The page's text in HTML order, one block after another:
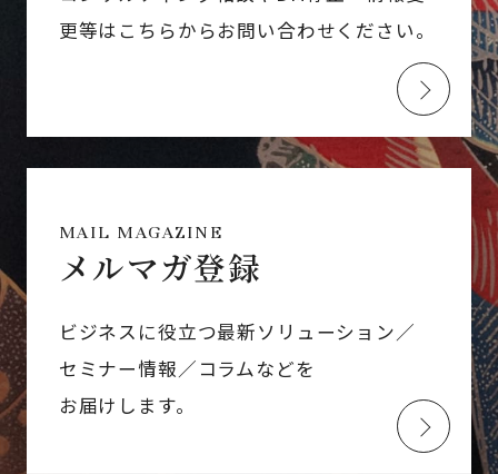
更等はこちらからお問い合わせください。
MAIL MAGAZINE
メルマガ登録
ビジネスに役立つ最新ソリューション／
セミナー情報／コラムなどを
お届けします。